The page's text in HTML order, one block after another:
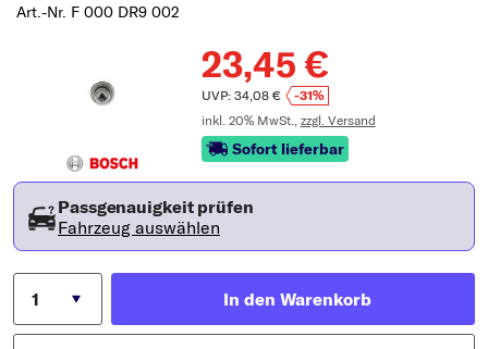
Art.-Nr. F 000 DR9 002
23,45 €
UVP: 34,08 €
-31%
inkl. 20% MwSt., zzgl. Versand
Sofort lieferbar
Passgenauigkeit prüfen
Fahrzeug auswählen
In den Warenkorb